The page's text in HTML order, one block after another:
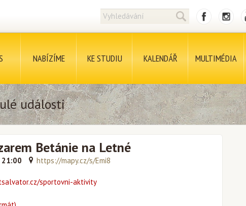
NABÍZÍME KE STUDIU KALENDÁŘ MULTIMÉDIA
události
Betánie na Letné
21:00 https://mapy.cz/s/Emi8
sportovni-aktivity